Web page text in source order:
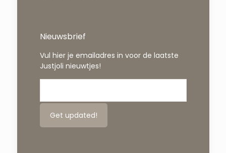
Nieuwsbrief
Vul hier je emailadres in voor de laatste
Justjoli nieuwtjes!